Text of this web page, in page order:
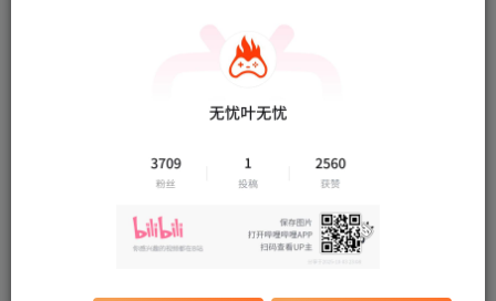
有问题看网站顶部解压运
迅雷下载
全站统一解压密码：
百度下载 UC下载